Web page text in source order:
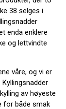
38 selges i
enda enklere
og lettvindte
våre, og vi er
av høyeste
for både smak